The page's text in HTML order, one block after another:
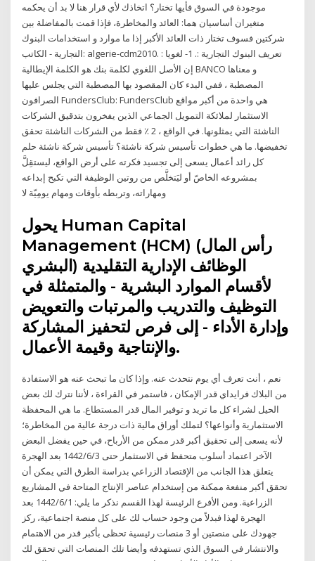
موجودة في السوق فأيها تختار؟ اتخاذك لأي قرار هنا لا بد أن يحكمه
متغيران أساسيان هما: العائد والمخاطرة، فإذا قمت بالمفاضلة بين
شركتين فسوف تختار ذات العائد الأكبر إذا ما موارد و استخدامات البنوك
التجارية - الكاتب: algerie-cdm2010. تعريف البنوك التجارية :. 1- لغويا :
إن الأصل اللغوي لكلمة بنك هو الكلمة الإيطالية BANCO و معناها
المصطبة ، ففي البدء كان المقصود بها المصطبة التي يجلس عليها
الصرافون FundersClub: FundersClub هي واحدة من أكبر مواقع
الاستثمار لملائكة التمويل الجماعي الذين يفخرون بتدقيق الشركات
الناشئة التي يمثلونها. في الواقع ، 2 ٪ فقط من الشركات الناشئة تحقق
تخفيضها. ما هي خطوات تأسيس شركة ناشئة؟ تأسيس شركة ناشئة حلم
كل رائد أعمال يسعى إلى تجسيد فكرته على أرض الواقع، ليستقِلَّ
بمشروعه الخاصّ أو ليَتخلَّص من روتين الوظيفة التي تكبح إبداعه
ومهاراته، وتربطه بأوقات ومهام يومِيّة لا
يحول Human Capital
Management ‏(HCM) (رأس المال
البشري) الوظائف الإدارية التقليدية
لأقسام الموارد البشرية - والمتمثلة في
التوظيف والتدريب والمرتبات والتعويض
وإدارة الأداء - إلى فرص لتحفيز المشاركة
والإنتاجية وقيمة الأعمال.
نعم ، أنت تعرف أي يوم نتحدث عنه. وإذا كان ما تبحث عنه هو الاستفادة
من البلاك فرايداي قدر الإمكان ، فاستمر في القراءة ، لأننا نترك لك بعض
الحيل لشراء كل ما تريد و توفير المال قدر المستطاع. ما هي المحفظة
الاستثمارية وأنواعها؟ لتملك أوراق مالية ذات درجة عالية من المخاطرة؛
لأنه يسعى إلى تحقيق أكبر قدر ممكن من الأرباح، في حين يفضل البعض
الآخر اعتماد أسلوب متحفظ في الاستثمار حتى 3‏‏/6‏‏/1442 بعد الهجرة
يتعلق هذا الجانب من الإقتصاد الزراعي بدراسة الطرق التي يمكن أن
تحقق أكبر منفعة ممكنة من إستخدام عناصر الإنتاج المتاحة في المشاريع
الزراعية. ومن الأفرع الرئيسة لهذا القسم نذكر ما يلي: 1‏‏/6‏‏/1442 بعد
الهجرة لهذا فبدلاً من وجود حساب لك على كل منصة اجتماعية، ركز
جهودك على منصتين أو 3 منصات رئيسية تحظى بأكبر قدر من الاهتمام
والانتشار في السوق الذي تستهدفه وأيضا تلك المنصات التي تحقق لك